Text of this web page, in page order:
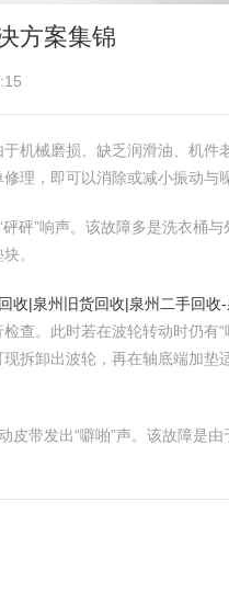
方案集锦
机械磨损、缺乏润滑油、机件
理，即可以消除或减小振动与
砰砰”响声。该故障多是洗衣桶
。
收|泉州旧货回收|泉州二手回收
查。此时若在波轮转动时仍有
拆卸出波轮，再在轴底端加
皮带发出“噼啪”声。该故障是